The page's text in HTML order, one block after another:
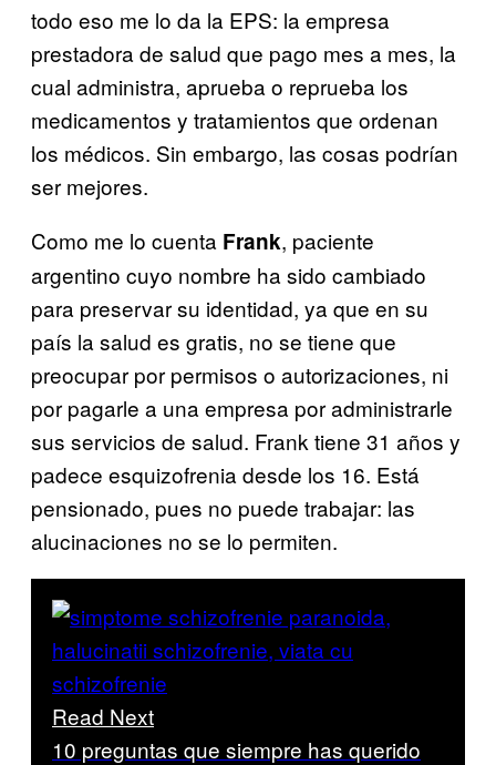
todo eso me lo da la EPS: la empresa
prestadora de salud que pago mes a mes, la
cual administra, aprueba o reprueba los
medicamentos y tratamientos que ordenan
los médicos. Sin embargo, las cosas podrían
ser mejores.
Como me lo cuenta Frank, paciente
argentino cuyo nombre ha sido cambiado
para preservar su identidad, ya que en su
país la salud es gratis, no se tiene que
preocupar por permisos o autorizaciones, ni
por pagarle a una empresa por administrarle
sus servicios de salud. Frank tiene 31 años y
padece esquizofrenia desde los 16. Está
pensionado, pues no puede trabajar: las
alucinaciones no se lo permiten.
Read Next
10 preguntas que siempre has querido